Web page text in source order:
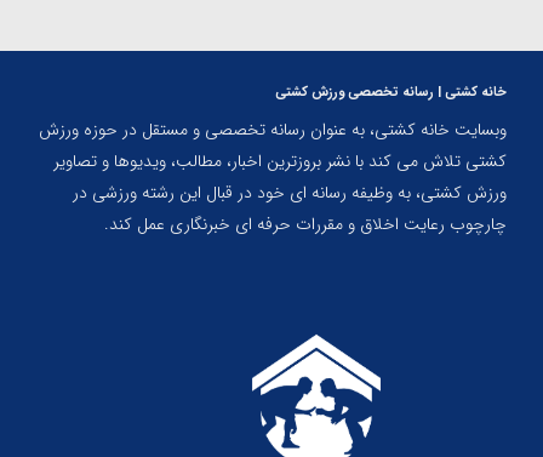
خانه کشتی | رسانه تخصصی ورزش کشتی
وبسایت خانه کشتی، به عنوان رسانه تخصصی و مستقل در حوزه ورزش
کشتی تلاش می کند با نشر بروزترین اخبار، مطالب، ویدیوها و تصاویر
ورزش کشتی، به وظیفه رسانه ای خود در قبال این رشته ورزشی در
چارچوب رعایت اخلاق و مقررات حرفه ای خبرنگاری عمل کند.